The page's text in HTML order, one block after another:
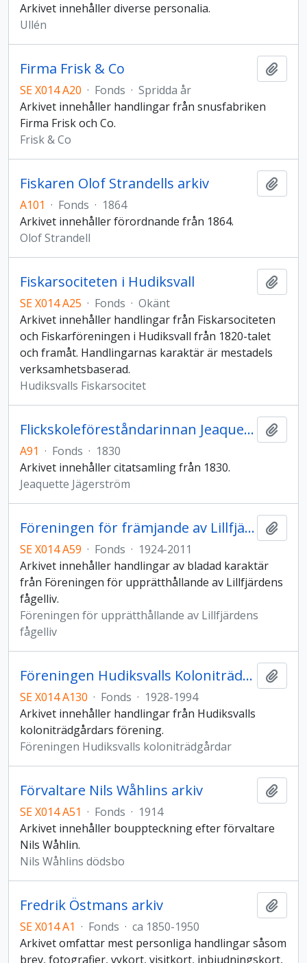
Arkivet innehåller diverse personalia.
Ullén
Firma Frisk & Co
SE X014 A20 · Fonds · Spridda år
Arkivet innehåller handlingar från snusfabriken
Firma Frisk och Co.
Frisk & Co
Fiskaren Olof Strandells arkiv
A101 · Fonds · 1864
Arkivet innehåller förordnande från 1864.
Olof Strandell
Fiskarsociteten i Hudiksvall
SE X014 A25 · Fonds · Okänt
Arkivet innehåller handlingar från Fiskarsociteten
och Fiskarföreningen i Hudiksvall från 1820-talet
och framåt. Handlingarnas karaktär är mestadels
verksamhetsbaserad.
Hudiksvalls Fiskarsocitet
Flickskoleföreståndarinnan Jeaquette Jägerströms arkiv
A91 · Fonds · 1830
Arkivet innehåller citatsamling från 1830.
Jeaquette Jägerström
Föreningen för främjande av Lillfjärdens fågelliv
SE X014 A59 · Fonds · 1924-2011
Arkivet innehåller handlingar av bladad karaktär
från Föreningen för upprätthållande av Lillfjärdens
fågelliv.
Föreningen för upprätthållande av Lillfjärdens
fågelliv
Föreningen Hudiksvalls Koloniträdgårdars arkiv
SE X014 A130 · Fonds · 1928-1994
Arkivet innehåller handlingar från Hudiksvalls
koloniträdgårdars förening.
Föreningen Hudiksvalls koloniträdgårdar
Förvaltare Nils Wåhlins arkiv
SE X014 A51 · Fonds · 1914
Arkivet innehåller bouppteckning efter förvaltare
Nils Wåhlin.
Nils Wåhlins dödsbo
Fredrik Östmans arkiv
SE X014 A1 · Fonds · ca 1850-1950
Arkivet omfattar mest personliga handlingar såsom
brev, fotografier, vykort, visitkort, inbjudningskort,